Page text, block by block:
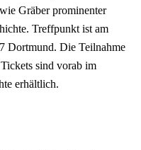
Gräber prominenter
Treffpunkt ist am
Dortmund. Die Teilnahme
sind vorab im
erhältlich.